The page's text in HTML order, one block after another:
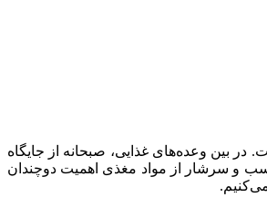
بین وعده‌های غذایی، صبحانه از جایگاه
و سرشار از مواد مغذی اهمیت دوچندان